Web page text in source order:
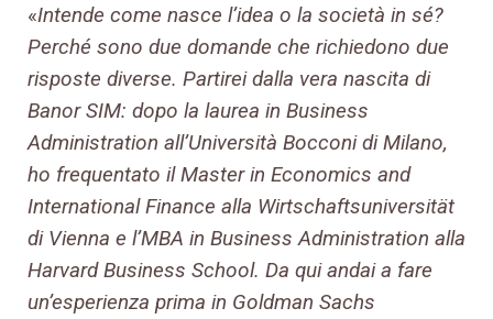
«Intende come nasce l’idea o la società in sé?
Perché sono due domande che richiedono due
risposte diverse. Partirei dalla vera nascita di
Banor SIM: dopo la laurea in Business
Administration all’Università Bocconi di Milano,
ho frequentato il Master in Economics and
International Finance alla Wirtschaftsuniversität
di Vienna e l’MBA in Business Administration alla
Harvard Business School. Da qui andai a fare
un’esperienza prima in Goldman Sachs